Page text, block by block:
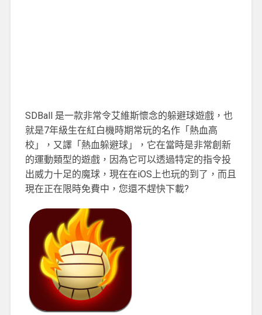
SDBall 是一款非常令艾維斯懷念的躲避球遊戲，也
就是7年級生在紅白機時期常玩的名作「熱血高
校」，又譯「熱血躲避球」，它在當時是非常創新
的運動類型的遊戲，因為它可以透過特定的指令投
出威力十足的魔球，現在在iOS上也玩的到了，而且
現在正在限時免費中，您還不趕快下載?